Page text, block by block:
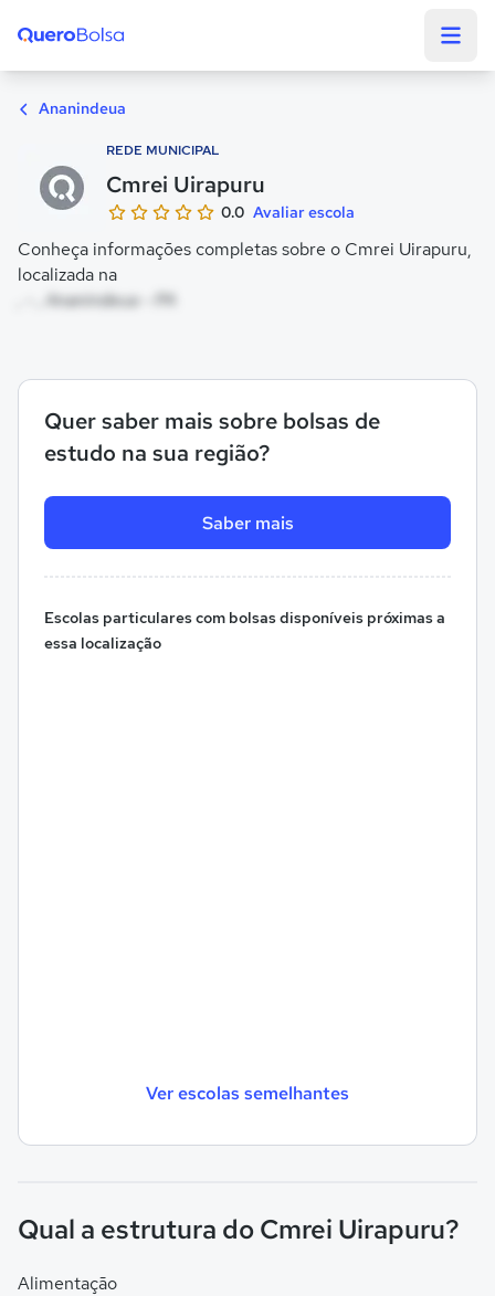
Ananindeua
REDE MUNICIPAL
Cmrei Uirapuru
0.0 Avaliar escola
Conheça informações completas sobre o Cmrei Uirapuru,
localizada na
, - , Ananindeua - PA
Quer saber mais sobre bolsas de
estudo na sua região?
Saber mais
Escolas particulares com bolsas disponíveis próximas a
essa localização
Ver escolas semelhantes
Qual a estrutura do Cmrei Uirapuru?
Alimentação